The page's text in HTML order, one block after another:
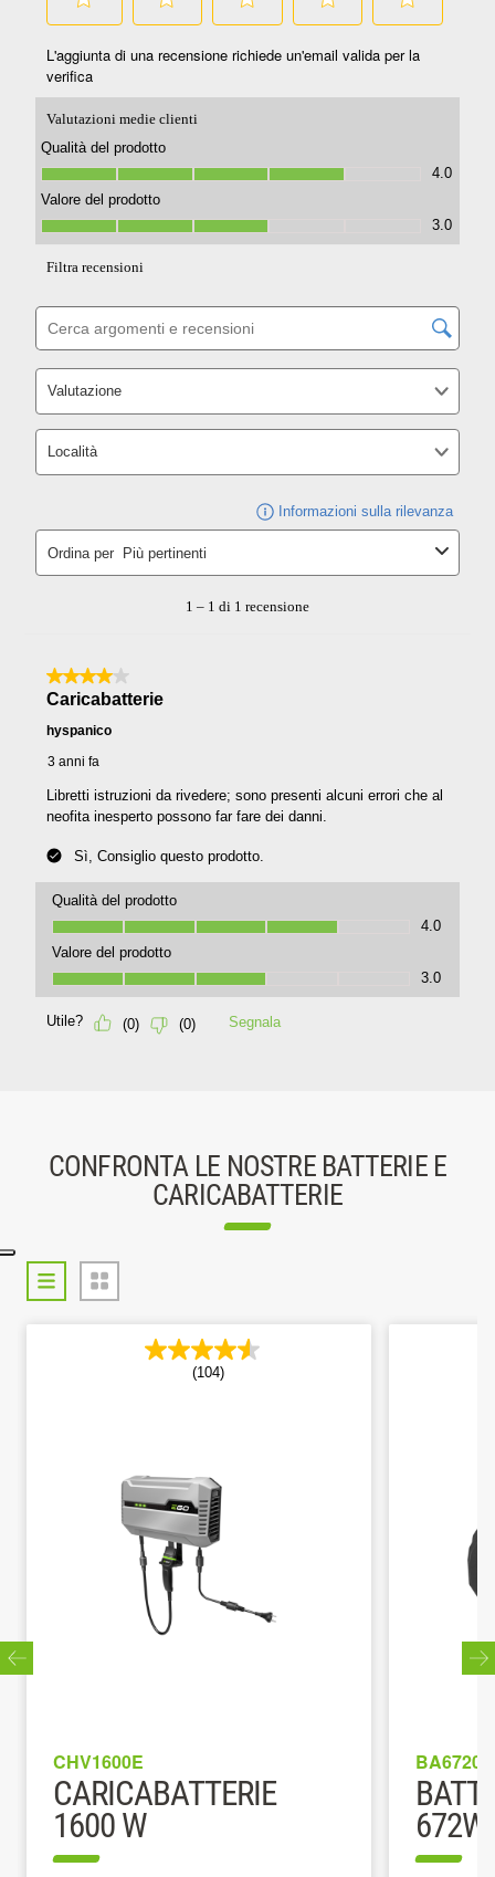
CONFRONTA LE NOSTRE BATTERIE E
CARICABATTERIE
(104)
CHV1600E
CARICABATTERIE
1600 W
BA6720T